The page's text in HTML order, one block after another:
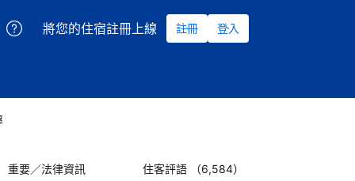
將您的住宿註冊上線 註冊 登入
重要／法律資訊 住客評語 （6,584）